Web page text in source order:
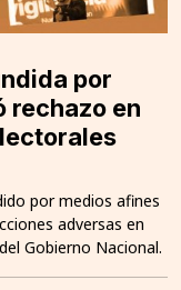
por
rechazo en
por medios afines
adversas en
Gobierno Nacional.